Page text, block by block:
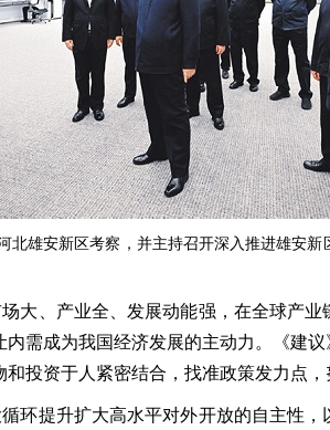
雄安新区考察，并主持召开深入推进雄安
、产业全、发展动能强，在全球产
需成为我国经济发展的主动力。《建
投资于人紧密结合，找准政策发力点，
提升扩大高水平对外开放的自主性，